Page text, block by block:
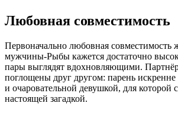
Любовная совместимость
Первоначально любовная
мужчины-Рыбы кажется достаточно
пары выглядят вдохновляющими.
поглощены друг другом: парень
и очаровательной девушкой, для которой
настоящей загадкой.